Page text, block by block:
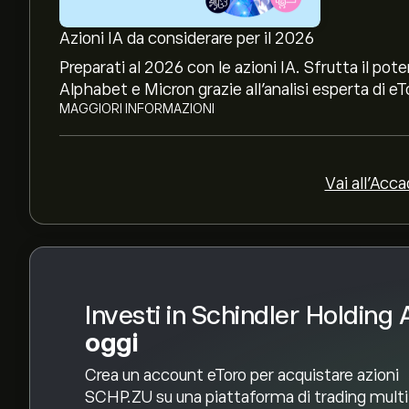
Azioni IA da considerare per il 2026
Preparati al 2026 con le azioni IA. Sfrutta il
Alphabet e Micron grazie all’analisi esperta di
MAGGIORI INFORMAZIONI
Vai
Investi in Schindler Holding
oggi
Crea un account eToro per acquistare azioni
SCHP.ZU su una piattaforma di trading
Il target di prezzo medio per le azioni Schindler
eToro per previsioni dettagliate degli analisti e
Gli analisti offrono previsioni per le azioni
mercato, rapporti finanziari e crescita prevista.